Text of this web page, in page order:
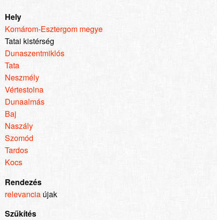
Hely
Komárom-Esztergom megye
Tatai kistérség
Dunaszentmiklós
Tata
Neszmély
Vértestolna
Dunaalmás
Baj
Naszály
Szomód
Tardos
Kocs
Rendezés
relevancia újak
Szűkítés